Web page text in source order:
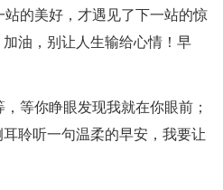
的美好，才遇见了下一站的惊
油，别让人生输给心情！早
等你睁眼发现我就在你眼前；
聆听一句温柔的早安，我要让